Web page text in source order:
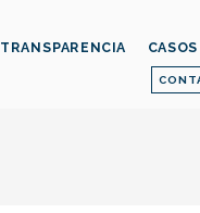
TRANSPARENCIA